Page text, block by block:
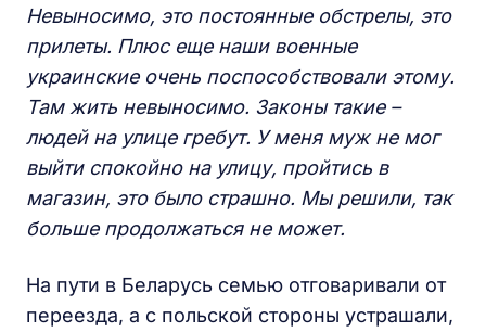
Невыносимо, это постоянные обстрелы, это
прилеты. Плюс еще наши военные
украинские очень поспособствовали этому.
Там жить невыносимо. Законы такие –
людей на улице гребут. У меня муж не мог
выйти спокойно на улицу, пройтись в
магазин, это было страшно. Мы решили, так
больше продолжаться не может.
На пути в Беларусь семью отговаривали от
переезда, а с польской стороны устрашали,